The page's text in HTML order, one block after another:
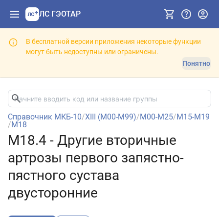
ЛС ГЭОТАР
В бесплатной версии приложения некоторые функции
могут быть недоступны или ограничены.
Понятно
Справочник МКБ-10/XIII (M00-M99)/M00-M25/M15-M19
/M18
M18.4 - Другие вторичные
артрозы первого запястно-
пястного сустава
двусторонние